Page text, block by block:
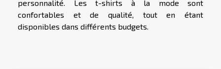
personnalité. Les t-shirts à la mode sont
confortables et de qualité, tout en étant
disponibles dans différents budgets.